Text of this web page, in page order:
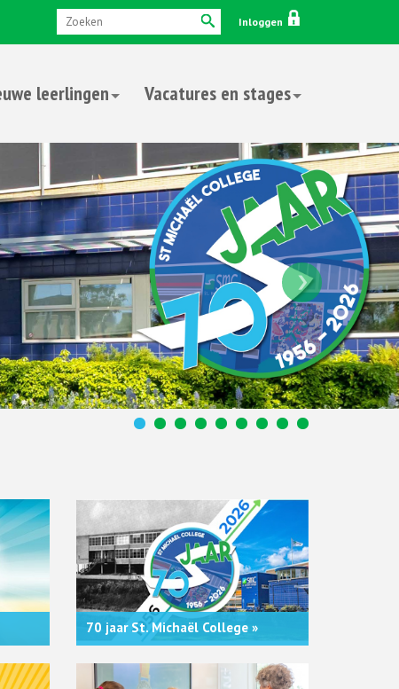
Inloggen
leerlingen Vacatures en stages
70 jaar St. Michaël College »